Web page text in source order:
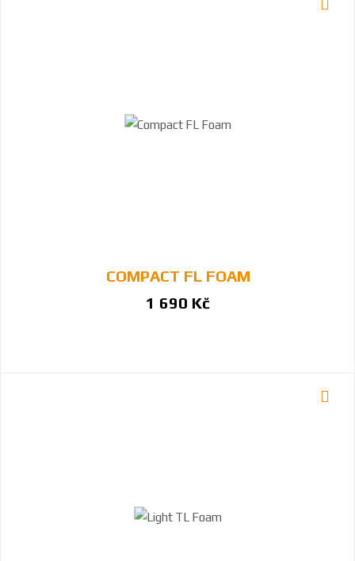
COMPACT FL FOAM
1 690 Kč